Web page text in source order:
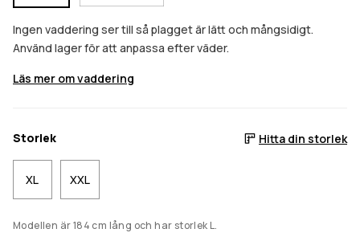
Ingen vaddering ser till så plagget är lätt och mångsidigt.
Använd lager för att anpassa efter väder.
Läs mer om vaddering
Storlek Hitta din storlek
XL XXL
Modellen är 184 cm lång och har storlek L.